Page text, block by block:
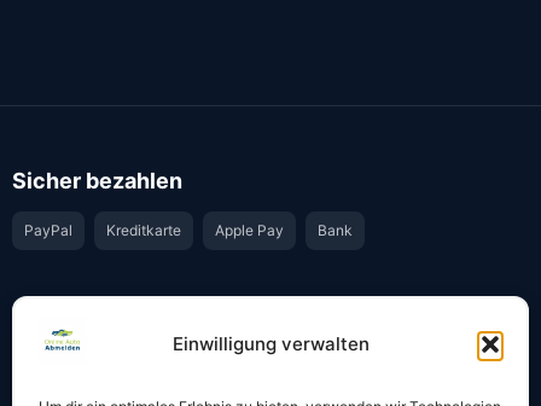
Einwilligung verwalten
Sicher bezahlen
PayPal Kreditkarte Apple Pay Bank